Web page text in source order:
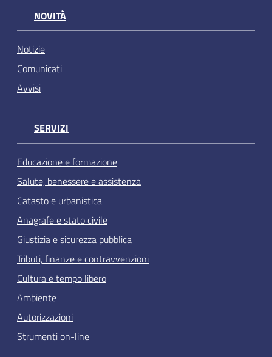
NOVITÀ
Notizie
Comunicati
Avvisi
SERVIZI
Educazione e formazione
Salute, benessere e assistenza
Catasto e urbanistica
Anagrafe e stato civile
Giustizia e sicurezza pubblica
Tributi, finanze e contravvenzioni
Cultura e tempo libero
Ambiente
Autorizzazioni
Strumenti on-line